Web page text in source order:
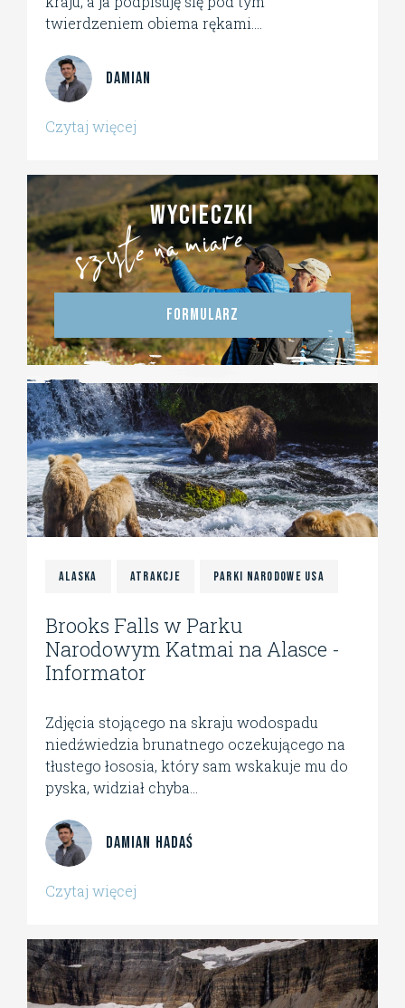
twierdzeniem obiema rękami....
Damian
Czytaj więcej
wycieczki
szyte na miare
formularz
Alaska Atrakcje Parki Narodowe USA
Brooks Falls w Parku
Narodowym Katmai na Alasce -
Informator
Zdjęcia stojącego na skraju wodospadu
niedźwiedzia brunatnego oczekującego na
tłustego łososia, który sam wskakuje mu do
pyska, widział chyba...
Damian Hadaś
Czytaj więcej